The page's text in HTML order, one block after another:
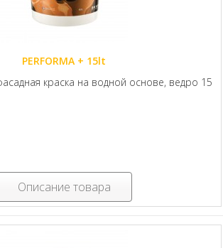
PERFORMA + 15lt
краска на водной основе, ведро 15
Описание товара